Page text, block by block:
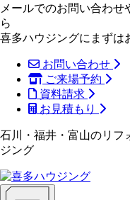
メールでのお問い合わ
ら
喜多ハウジングにまずは
お問い合わせ
ご来場予約
資料請求
お見積もり
石川・福井・富山のリフ
ジング